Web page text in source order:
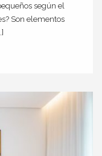
según el
Son elementos